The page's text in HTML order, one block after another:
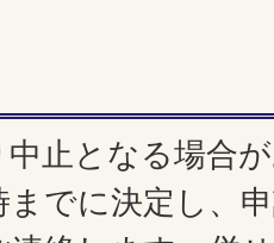
中止となる場合
までに決定し、